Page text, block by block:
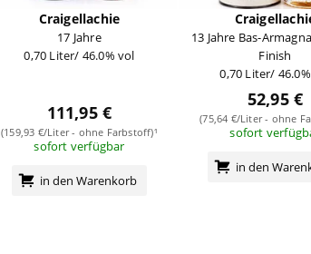
Craigellachie
17 Jahre
0,70 Liter/ 46.0% vol
111,95 €
(159,93 €/Liter - ohne Farbstoff)¹
sofort verfügbar
in den Warenkorb
13 Jahre Bas-
Finish
0,70 Liter/
52,95 €
(75,64 €/Liter - ohne
sofort
in den